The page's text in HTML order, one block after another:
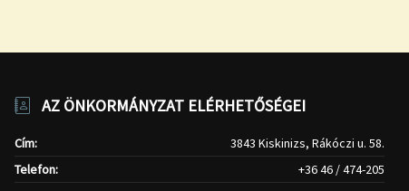
AZ ÖNKORMÁNYZAT ELÉRHETŐSÉGEI
Cím:
3843 Kiskinizs, Rákóczi u. 58.
Telefon:
+36 46 / 474-205